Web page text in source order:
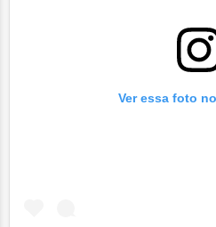
Ver essa foto